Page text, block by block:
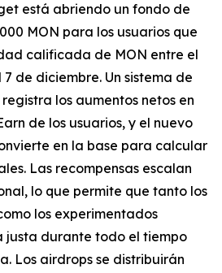
está abriendo un fondo de
MON para los usuarios que
calificada de MON entre el
de diciembre. Un sistema de
los aumentos netos en
de los usuarios, y el nuevo
en la base para calcular
Las recompensas escalan
lo que permite que tanto los
los experimentados
justa durante todo el tiempo
Los airdrops se distribuirán